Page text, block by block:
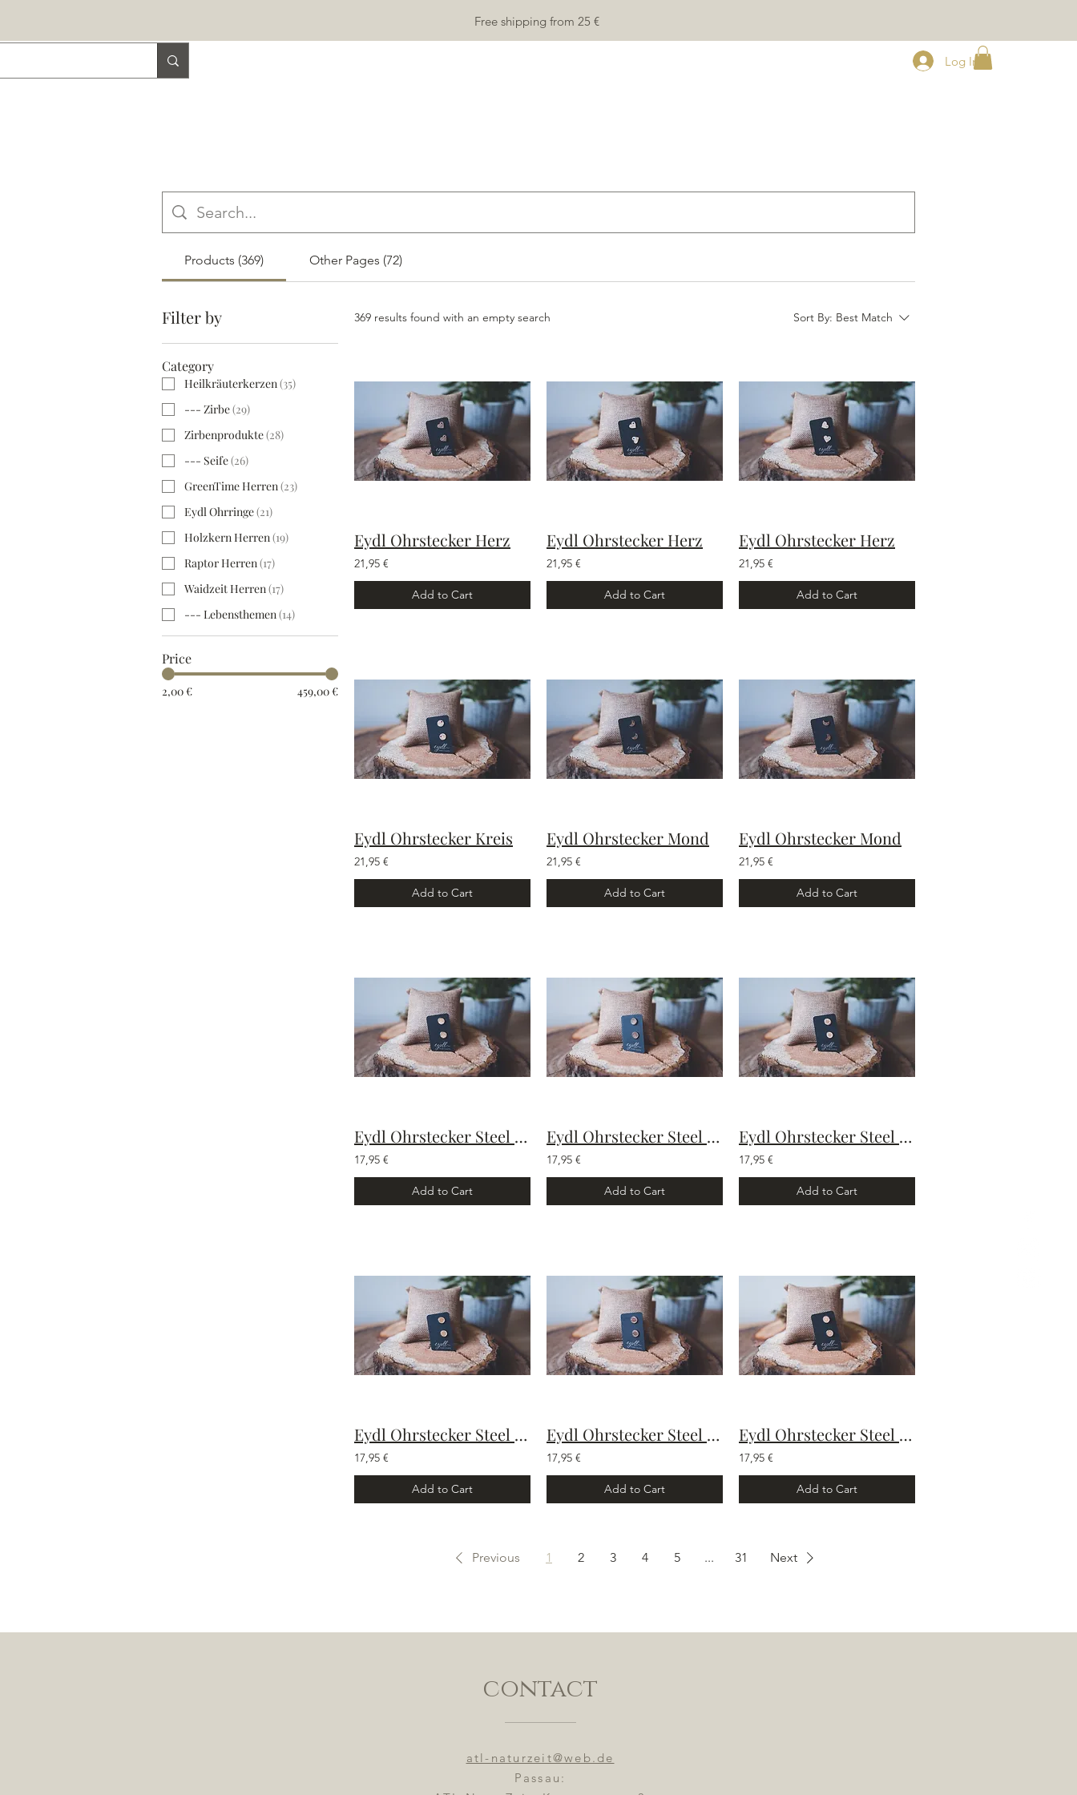
Free shipping from 25 €
Log In
Products (369) Other Pages (72)
Filter by
Category
Heilkräuterkerzen(35)
--- Zirbe(29)
Zirbenprodukte(28)
--- Seife(26)
GreenTime Herren(23)
Eydl Ohrringe(21)
Holzkern Herren(19)
Raptor Herren(17)
Waidzeit Herren(17)
--- Lebensthemen(14)
Price
2,00 € 459,00 €
369 results found with an empty search Sort By: Best Match
Eydl Ohrstecker Herz
21,95 €
Add to Cart
Eydl Ohrstecker Herz
21,95 €
Add to Cart
Eydl Ohrstecker Herz
21,95 €
Add to Cart
Eydl Ohrstecker Kreis
21,95 €
Add to Cart
Eydl Ohrstecker Mond
21,95 €
Add to Cart
Eydl Ohrstecker Mond
21,95 €
Add to Cart
Eydl Ohrstecker Steel Baum des Lebens
17,95 €
Add to Cart
Eydl Ohrstecker Steel Baum des Lebens
17,95 €
Add to Cart
Eydl Ohrstecker Steel Bloosom
17,95 €
Add to Cart
Eydl Ohrstecker Steel Blume des Lebens
17,95 €
Add to Cart
Eydl Ohrstecker Steel Lotus
17,95 €
Add to Cart
Eydl Ohrstecker Steel Mandala
17,95 €
Add to Cart
Previous 1 2 3 4 5 ... 31 Next
contact
atl-naturzeit@web.de
Passau: